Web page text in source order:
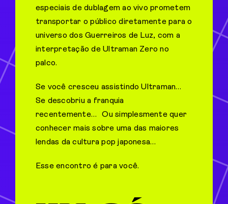
especiais de dublagem ao vivo prometem
transportar o público diretamente para o
universo dos Guerreiros de Luz, com a
interpretação de Ultraman Zero no
palco.
Se você cresceu assistindo Ultraman…
Se descobriu a franquia
recentemente… Ou simplesmente quer
conhecer mais sobre uma das maiores
lendas da cultura pop japonesa…
Esse encontro é para você.